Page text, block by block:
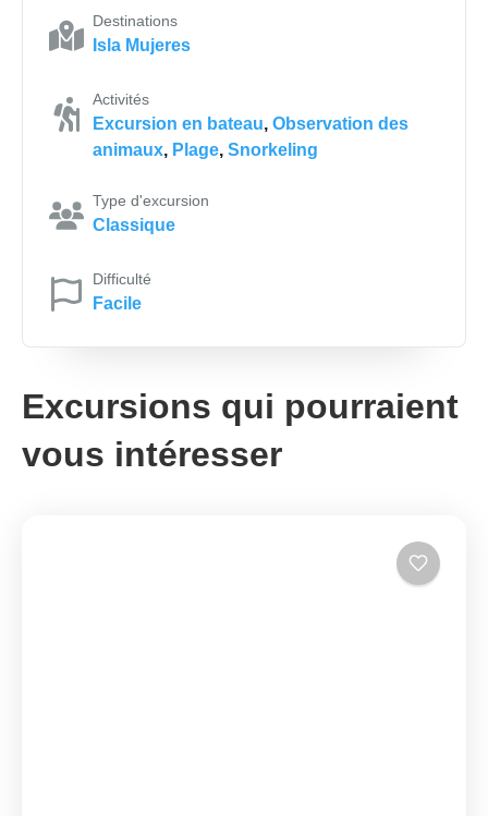
Destinations
Isla Mujeres
Activités
Excursion en bateau, Observation des
animaux, Plage, Snorkeling
Type d'excursion
Classique
Difficulté
Facile
Excursions qui pourraient
vous intéresser